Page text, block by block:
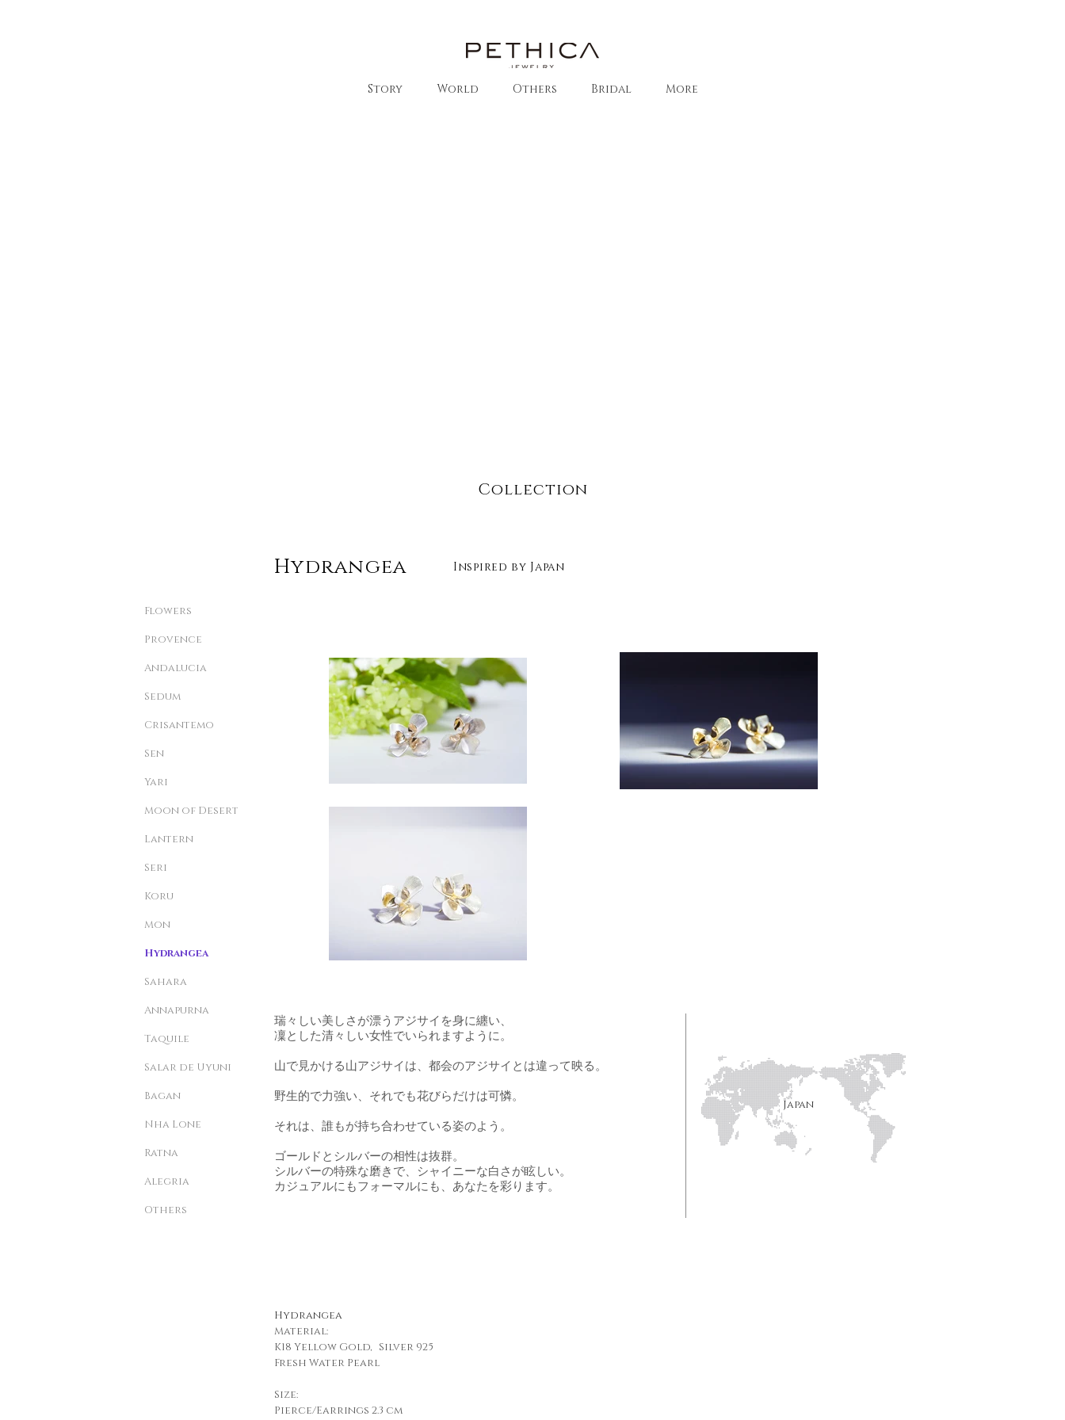
Story World Others Bridal More
Collection
Hydrangea Inspired by Japan
Flowers
Provence
Andalucia
Sedum
Crisantemo
Sen
Yari
Moon of Desert
Lantern
Seri
Koru
Mon
Hydrangea
Sahara
Annapurna
Taquile
Salar de Uyuni
Bagan
Nha Lone
Ratna
Alegria
Others
瑞々しい美しさが漂うアジサイを身に纏い、
凜とした清々しい女性でいられますように。
山で見かける山アジサイは、都会のアジサイとは違って映る。
野生的で力強い、それでも花びらだけは可憐。
それは、誰もが持ち合わせている姿のよう。
ゴールドとシルバーの相性は抜群。
シルバーの特殊な磨きで、シャイニーな白さが眩しい。
カジュアルにもフォーマルにも、あなたを彩ります。
​Japan
Hydrangea
Material:
K18 Yellow Gold, Silver 925
Fresh Water Pearl
Size:
Pierce/Earrings 2.3 cm